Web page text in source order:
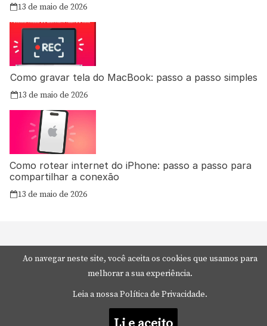
13 de maio de 2026
Como gravar tela do MacBook: passo a passo simples
13 de maio de 2026
Como rotear internet do iPhone: passo a passo para
compartilhar a conexão
13 de maio de 2026
Ao navegar neste site, você aceita os cookies que usamos para
melhorar a sua experiência.
Leia a nossa Política de Privacidade.